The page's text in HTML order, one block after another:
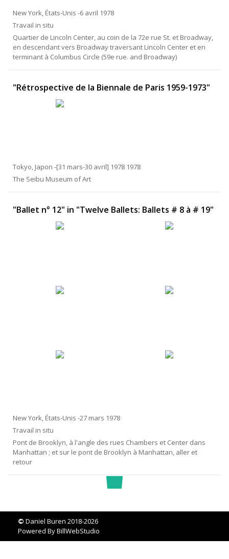
New York, États-Unis -6 avril 1978
Travail in situ
Quartier de Lincoln Center, au coin de la 72e rue St. et Broadway,
en descendant vers Broadway traversant Lincoln Center et en
terminant à Columbus Circle (59e rue. and Broadway)
"Rétrospective de la Biennale de Paris 1959-1973"
Tokyo, Japon -[31 mars-30 avril] 1978 1978
The Seibu Museum of Art
"Ballet n° 12" in "Twelve Ballets: Ballets # 8 à # 19"
New York, États-Unis -27 mars 1978
Travail in situ
Pont de Brooklyn, à l'angle des rues Chambers et Center dans
Manhattan ; et sur le pont de Brooklyn à Manhattan, aller et
retour
© Daniel Buren 2018-2026
Powered ByBillWebStudio